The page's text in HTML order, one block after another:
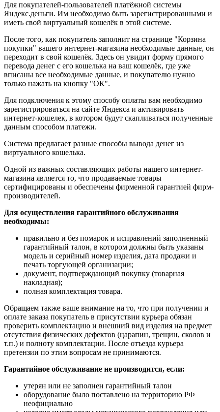
Для покупателей-пользователей платёжной системы
Яндекс.деньги. Им необходимо быть зарегистрированными и
иметь свой виртуальный кошелёк в этой системе.
После того, как покупатель заполнит на странице "Корзина
покупки" вашего интернет-магазина необходимые данные, он
переходит в свой кошелёк. Здесь он увидит форму прямого
перевода денег с его кошелька на ваш кошелёк, где уже
вписаны все необходимые данные, и покупателю нужно
только нажать на кнопку "ОК".
Для подключения к этому способу оплаты вам необходимо
зарегистрироваться на сайте Яндекса и активировать
интернет-кошелек, в котором будут скапливаться полученные
данным способом платежи.
Система предлагает разные способы вывода денег из
виртуального кошелька.
Одной из важных составляющих работы нашего интернет-
магазина является то, что продаваемые товары
сертифицированы и обеспечены фирменной гарантией фирм-
производителей.
Для осуществления гарантийного обслуживания
необходимы:
правильно и без помарок и исправлений заполненный
гарантийный талон, в котором должны быть указаны
модель и серийный номер изделия, дата продажи и
печать торгующей организации;
документ, подтверждающий покупку (товарная
накладная);
полная комплектация товара.
Обращаем также ваше внимание на то, что при получении и
оплате заказа покупатель в присутствии курьера обязан
проверить комплектацию и внешний вид изделия на предмет
отсутствия физических дефектов (царапин, трещин, сколов и
т.п.) и полноту комплектации. После отъезда курьера
претензии по этим вопросам не принимаются.
Гарантийное обслуживание не производится, если:
утерян или не заполнен гарантийный талон
оборудование было поставлено на территорию РФ
неофициально